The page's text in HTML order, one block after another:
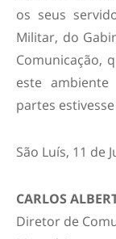
os seus
Militar, do
Comunicação,
este
partes
São Luís, 11 de
CARLOS
Diretor de